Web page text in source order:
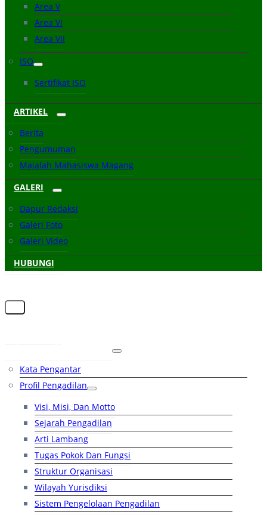
Area V
Area VI
Area VII
ISO
Sertifikat ISO
ARTIKEL
Berita
Pengumuman
Majalah Mahasiswa Magang
GALERI
Dapur Redaksi
Galeri Foto
Galeri Video
HUBUNGI
Kata Pengantar
Profil Pengadilan
Visi, Misi, Dan Motto
Sejarah Pengadilan
Arti Lambang
Tugas Pokok Dan Fungsi
Struktur Organisasi
Wilayah Yurisdiksi
Sistem Pengelolaan Pengadilan